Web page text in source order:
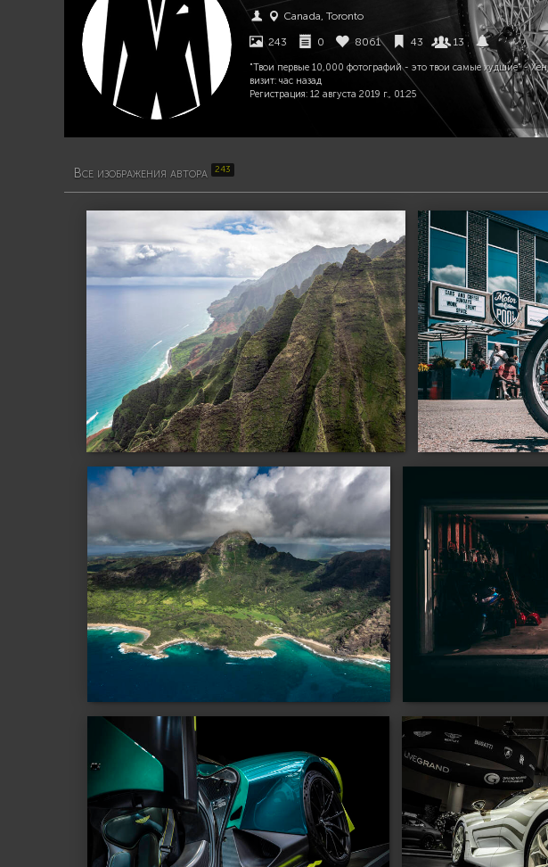
Canada, Toronto
243 0 8061 43 13
"Твои первые 10,000 фотографий - это твои самые худшие" -
визит: час назад
Регистрация: 12 августа 2019 г., 01:25
Все изображения автора 243